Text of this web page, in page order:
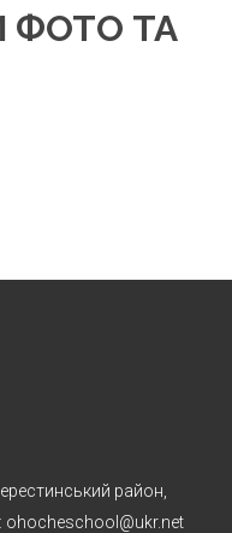
ФОТО ТА
район,
ohocheschool@ukr.net